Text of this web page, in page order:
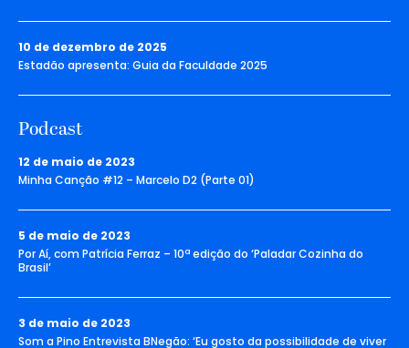
10 de dezembro de 2025
Estadão apresenta: Guia da Faculdade 2025
Podcast
12 de maio de 2023
Minha Canção #12 – Marcelo D2 (Parte 01)
5 de maio de 2023
Por Aí, com Patrícia Ferraz – 10ª edição do ‘Paladar Cozinha do
Brasil’
3 de maio de 2023
Som a Pino Entrevista BNegão: ‘Eu gosto da possibilidade de viver